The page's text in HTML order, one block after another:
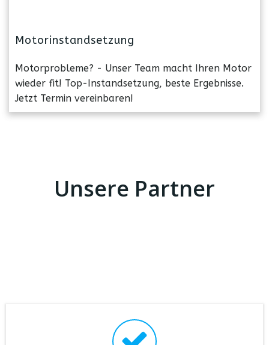
Motorinstandsetzung
Motorprobleme? - Unser Team macht Ihren Motor
wieder fit! Top-Instandsetzung, beste Ergebnisse.
Jetzt Termin vereinbaren!
Unsere Partner